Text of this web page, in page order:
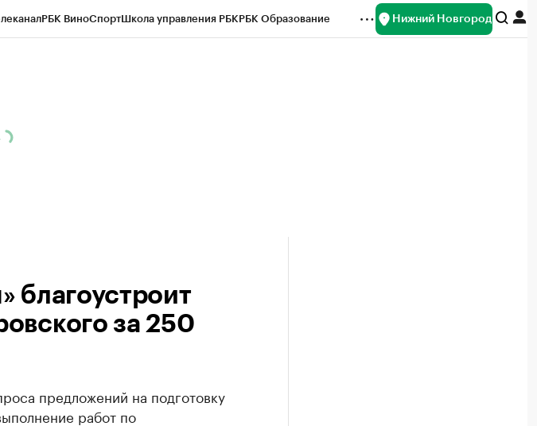
РБК ВиноСпортШкола управления РБКРБК Образование Нижний Новгород
благоустроит
за 250
предложений на подготовку
работ по